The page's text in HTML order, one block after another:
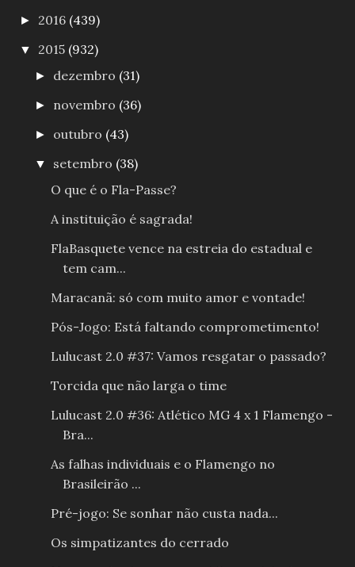
► 2016 (439)
▼ 2015 (932)
► dezembro (31)
► novembro (36)
► outubro (43)
▼ setembro (38)
O que é o Fla-Passe?
A instituição é sagrada!
FlaBasquete vence na estreia do estadual e
tem cam...
Maracanã: só com muito amor e vontade!
Pós-Jogo: Está faltando comprometimento!
Lulucast 2.0 #37: Vamos resgatar o passado?
Torcida que não larga o time
Lulucast 2.0 #36: Atlético MG 4 x 1 Flamengo -
Bra...
As falhas individuais e o Flamengo no
Brasileirão ...
Pré-jogo: Se sonhar não custa nada...
Os simpatizantes do cerrado